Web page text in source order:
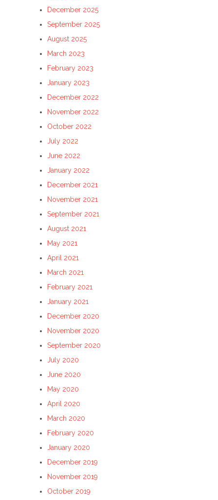
December 2025
September 2025
August 2025
March 2023
February 2023
January 2023
December 2022
November 2022
October 2022
July 2022
June 2022
January 2022
December 2021
November 2021
September 2021
August 2021
May 2021
April 2021
March 2021
February 2021
January 2021
December 2020
November 2020
September 2020
July 2020
June 2020
May 2020
April 2020
March 2020
February 2020
January 2020
December 2019
November 2019
October 2019